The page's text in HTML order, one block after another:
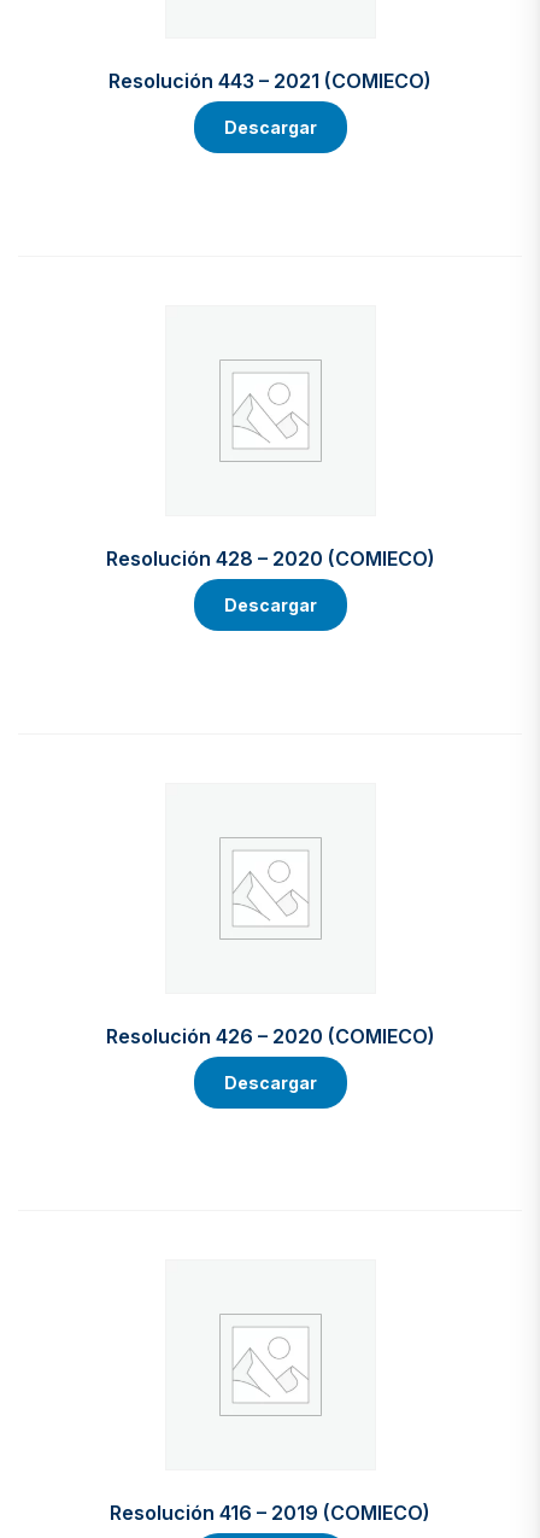
Resolución 443 – 2021 (COMIECO)
Descargar
Resolución 428 – 2020 (COMIECO)
Descargar
Resolución 426 – 2020 (COMIECO)
Descargar
Resolución 416 – 2019 (COMIECO)